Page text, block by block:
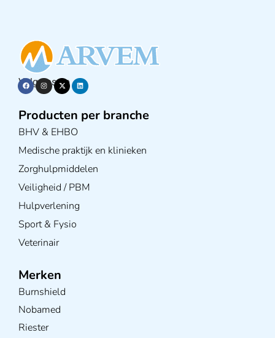
Volg ons op
Producten per branche
BHV & EHBO
Medische praktijk en klinieken
Zorghulpmiddelen
Veiligheid / PBM
Hulpverlening
Sport & Fysio
Veterinair
Merken
Burnshield
Nobamed
Riester